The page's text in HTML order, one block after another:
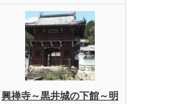
興禅寺～黒井城の下館～明